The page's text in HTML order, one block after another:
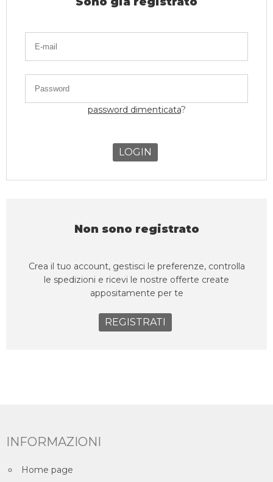
password dimenticata?
LOGIN
Non sono registrato
Crea il tuo account, gestisci le preferenze, controlla
le spedizioni e ricevi le nostre offerte create
appositamente per te
REGISTRATI
INFORMAZIONI
Home page